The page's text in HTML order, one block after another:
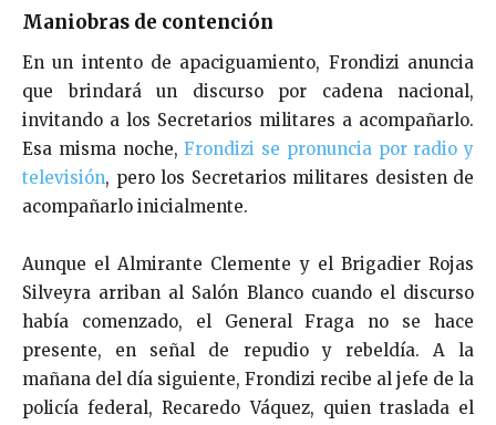
Maniobras de contención
En un intento de apaciguamiento, Frondizi anuncia
que brindará un discurso por cadena nacional,
invitando a los Secretarios militares a acompañarlo.
Esa misma noche,Frondizi se pronuncia por radio y
televisión, pero los Secretarios militares desisten de
acompañarlo inicialmente.
Aunque el Almirante Clemente y el Brigadier Rojas
Silveyra arriban al Salón Blanco cuando el discurso
había comenzado, el General Fraga no se hace
presente, en señal de repudio y rebeldía. A la
mañana del día siguiente, Frondizi recibe al jefe de la
policía federal, Recaredo Váquez, quien traslada el